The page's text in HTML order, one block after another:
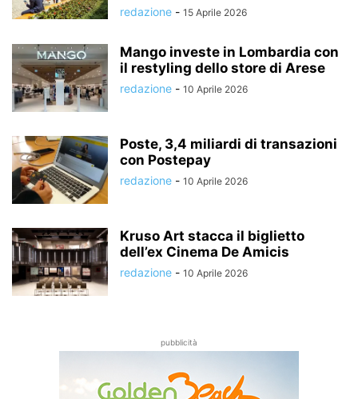
redazione - 15 Aprile 2026
Mango investe in Lombardia con
il restyling dello store di Arese
redazione - 10 Aprile 2026
Poste, 3,4 miliardi di transazioni
con Postepay
redazione - 10 Aprile 2026
Kruso Art stacca il biglietto
dell’ex Cinema De Amicis
redazione - 10 Aprile 2026
pubblicità